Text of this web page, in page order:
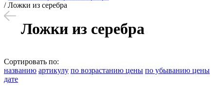
/Ложки из серебра
Ложки из серебра
Сортировать по:
названию артикулу по возрастанию цены по убыванию цены
дате